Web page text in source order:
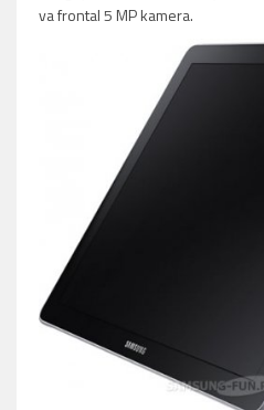
va frontal 5 MP kamera.